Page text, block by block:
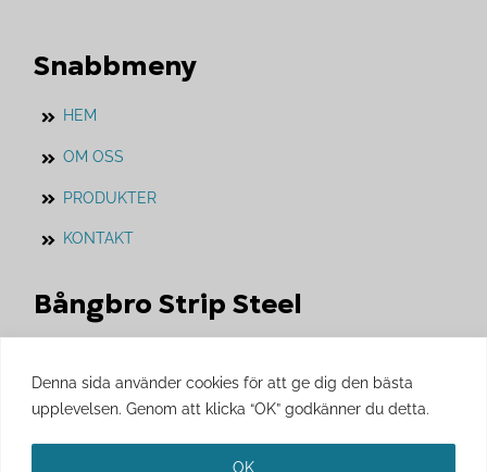
Denna sida använder cookies för att ge dig den bästa
upplevelsen. Genom att klicka “OK” godkänner du detta.
OK
Snabbmeny
HEM
OM OSS
PRODUKTER
KONTAKT
Bångbro Strip Steel
samarbete med.
Besök gärnaBångbro Strip Steelshemsida.